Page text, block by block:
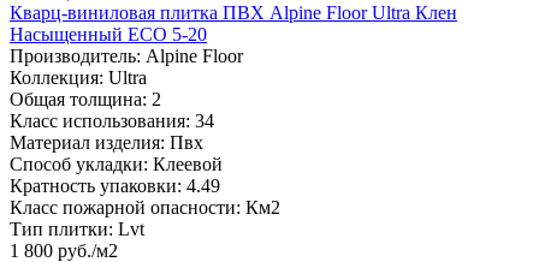
Кварц-виниловая плитка ПВХ Alpine Floor Ultra Клен
Насыщенный ECO 5-20
Производитель: Alpine Floor
Коллекция: Ultra
Общая толщина: 2
Класс использования: 34
Материал изделия: Пвх
Способ укладки: Клеевой
Кратность упаковки: 4.49
Класс пожарной опасности: Км2
Тип плитки: Lvt
1 800 руб./м2